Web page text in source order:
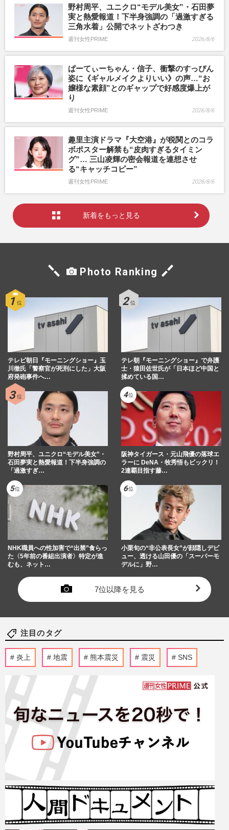
野村周平、ユニクロ“モデル美女”・石田夢
実と熱愛報道！下半身強調の「過激すぎる
三角水着」公開でネットざわつき
週刊女性PRIME 2026/8/6
ぱーてぃーちゃん・信子、衝撃のすっぴん
姿に《ギャルメイクよりいい》の声…“お
嬢様な素顔”とのギャップで好感度爆上が
り
週刊女性PRIME 2026/8/6
趣里主演ドラマ『大空港』が税関とのコラ
ボポスター解禁も“皮肉すぎるタイミン
グ”… 三山凌輝の密会報道を連想させ
る“キャッチコピー”
週刊女性PRIME 2026/8/6
新着をもっと見る
Photo Ranking
テレビ朝日『モーニングショー』玉
川徹氏「警察官が死刑にした」大阪
府発砲事件へ…
テレ朝『モーニングショー』で弁護
士・猿田佐世氏が「日本ほど中国と
揉めている国…
野村周平、ユニクロ“モデル美女”・
石田夢実と熱愛報道！下半身強調の
「過激すぎ…
阪神タイガース・元山飛優の落球エ
ラーに DeNA・牧秀悟もビックリ！
2連覇目指す藤…
NHK職員への性加害で“出禁”食らっ
た〈5年前の番組出演者〉特定が進
むも、ネット…
小栗旬の“非公表長女”が顔隠しデビ
ュー、透ける山田優の「スーパーモ
デルに」野…
7位以降を見る
注目のタグ
炎上 地震 熊本震災 震災 SNS